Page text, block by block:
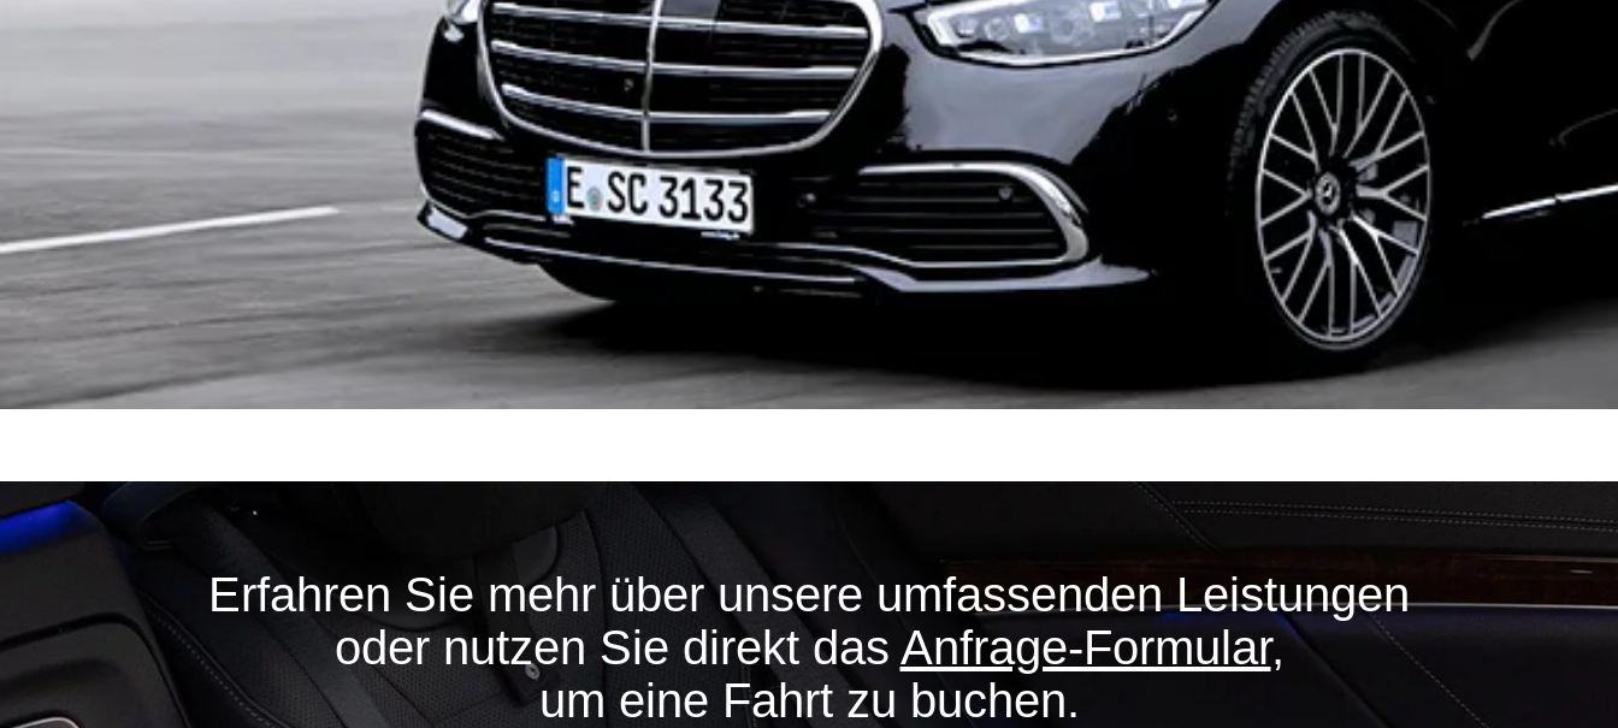
Erfahren Sie mehr über unsere umfassenden Leistungen
oder nutzen Sie direkt das Anfrage-Formular,
um eine Fahrt zu buchen.